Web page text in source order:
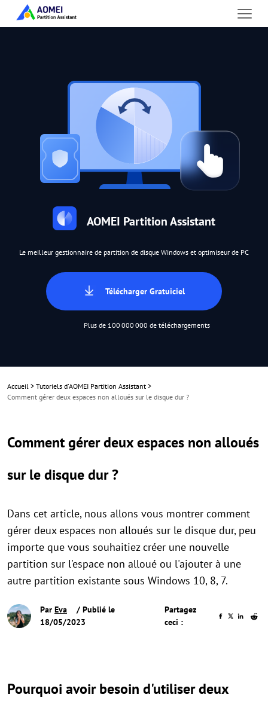
AOMEI Partition Assistant
Le meilleur gestionnaire de partition de disque Windows et optimiseur de PC
Télécharger Gratuiciel
Plus de 100 000 000 de téléchargements
Accueil > Tutoriels d'AOMEI Partition Assistant >
Comment gérer deux espaces non alloués sur le disque dur ?
Comment gérer deux espaces non alloués
sur le disque dur ?
Dans cet article, nous allons vous montrer comment
gérer deux espaces non alloués sur le disque dur, peu
importe que vous souhaitiez créer une nouvelle
partition sur l'espace non alloué ou l'ajouter à une
autre partition existante sous Windows 10, 8, 7.
Par Eva
/ Publié le
18/05/2023
Partagez
ceci :
Pourquoi avoir besoin d'utiliser deux